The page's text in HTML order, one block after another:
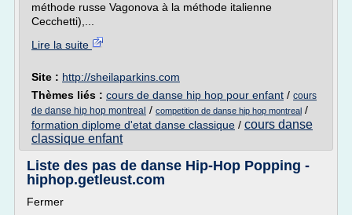
méthode russe Vagonova à la méthode italienne
Cecchetti),...
Lire la suite
Site : http://sheilaparkins.com
Thèmes liés : cours de danse hip hop pour enfant / cours
de danse hip hop montreal / competition de danse hip hop montreal /
formation diplome d'etat danse classique / cours danse
classique enfant
Liste des pas de danse Hip-Hop Popping -
hiphop.getleust.com
Fermer